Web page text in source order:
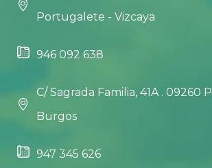
Portugalete - Vizcaya
946 092 638
C/ Sagrada Familia, 41A . 09260
Burgos
947 345 626